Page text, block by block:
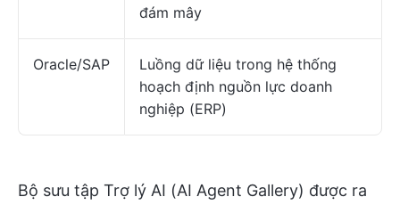
đám mây
Oracle/SAP
Luồng dữ liệu trong hệ thống
hoạch định nguồn lực doanh
nghiệp (ERP)
Bộ sưu tập Trợ lý AI (AI Agent Gallery) được ra